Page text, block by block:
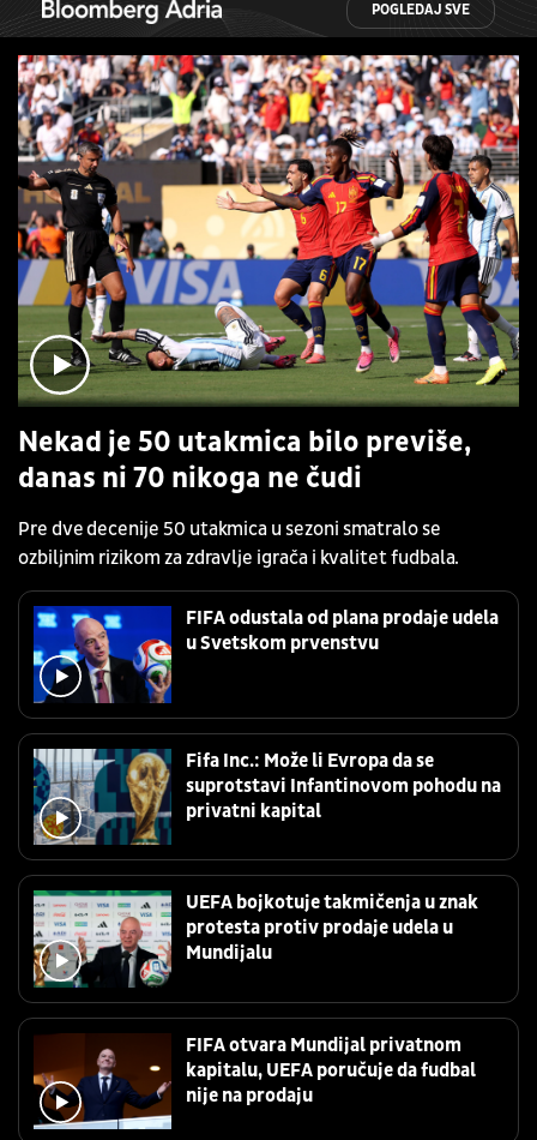
POGLEDAJ SVE
Nekad je 50 utakmica bilo previše,
danas ni 70 nikoga ne čudi
Pre dve decenije 50 utakmica u sezoni smatralo se
ozbiljnim rizikom za zdravlje igrača i kvalitet fudbala.
FIFA odustala od plana prodaje udela
u Svetskom prvenstvu
Fifa Inc.: Može li Evropa da se
suprotstavi Infantinovom pohodu na
privatni kapital
UEFA bojkotuje takmičenja u znak
protesta protiv prodaje udela u
Mundijalu
FIFA otvara Mundijal privatnom
kapitalu, UEFA poručuje da fudbal
nije na prodaju